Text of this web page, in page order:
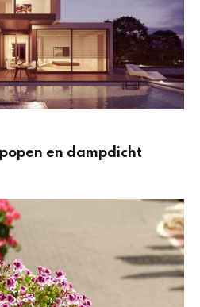
en dampdicht